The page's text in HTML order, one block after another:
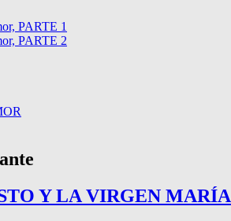
PARTE 1
PARTE 2
Y LA VIRGEN MARÍA